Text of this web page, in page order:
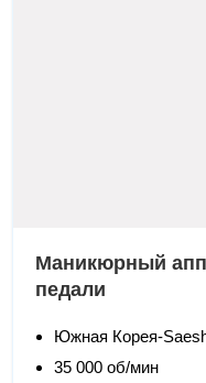
Маникюрный
педали
Южная Корея-
35 000 об/мин